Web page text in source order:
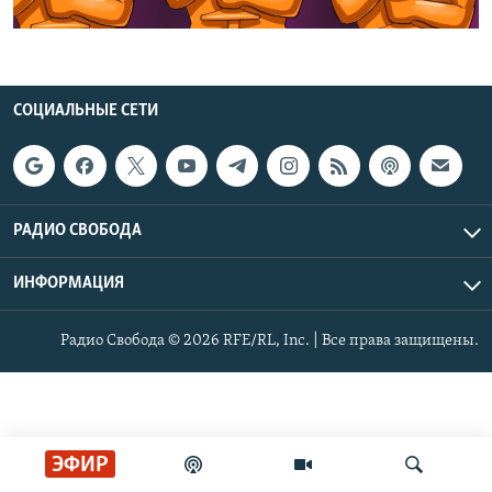
РАСПИСАНИЕ ВЕЩАНИЯ
СОЦИАЛЬНЫЕ СЕТИ
ЭФИР
СОЦИАЛЬНЫЕ СЕТИ
РАДИО СВОБОДА
ИНФОРМАЦИЯ
Радио Свобода © 2026 RFE/RL, Inc. | Все права защищены.